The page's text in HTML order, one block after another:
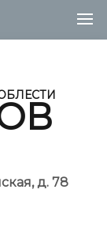
д. 78